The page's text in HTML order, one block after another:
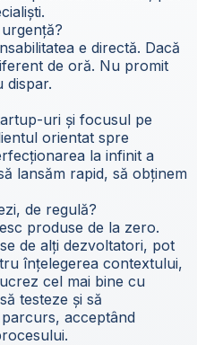
e directă. Dacă
de oră. Nu promit
dispar.
uri și focusul pe
orientat spre
la infinit a
lansăm rapid, să obținem
de regulă?
produse de la zero.
de alți dezvoltatori, pot
înțelegerea contextului,
cel mai bine cu
testeze și să
acceptând